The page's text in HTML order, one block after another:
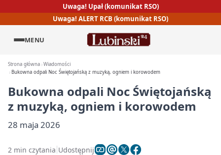
Uwaga! Upał (komunikat RSO)
Uwaga! ALERT RCB (komunikat RSO)
MENU
Strona główna Wiadomości
Bukowna odpali Noc Świętojańską z muzyką, ogniem i korowodem
Bukowna odpali Noc Świętojańską
z muzyką, ogniem i korowodem
28 maja 2026
2 min czytania Udostępnij